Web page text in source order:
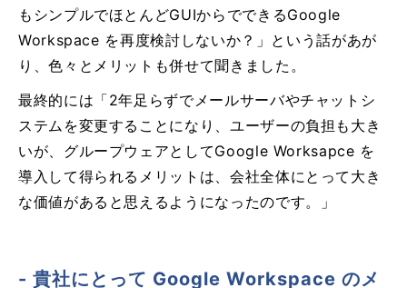
もシンプルでほとんどGUIからでできるGoogle
Workspace を再度検討しないか？」という話があが
り、色々とメリットも併せて聞きました。
最終的には「2年足らずでメールサーバやチャットシ
ステムを変更することになり、ユーザーの負担も大き
いが、グループウェアとしてGoogle Worksapce を
導入して得られるメリットは、会社全体にとって大き
な価値があると思えるようになったのです。」
- 貴社にとって Google Workspace のメ